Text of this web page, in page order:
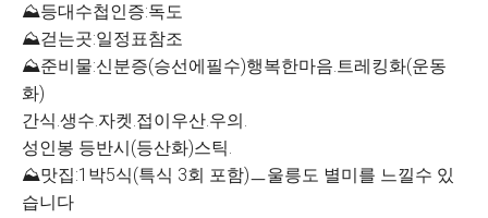
⛰등대수첩인증:독도
⛰걷는곳:일정표참조
⛰준비물:신분증(승선에필수)행복한마음.트레킹화(운동
화)
간식.생수.자켓.접이우산.우의.
성인봉 등반시(등산화)스틱.
⛰맛집:1박5식(특식 3회 포함)ㅡ울릉도 별미를 느낄수 있
습니다